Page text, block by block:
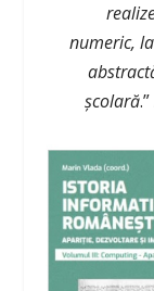
numeric,
şcolară